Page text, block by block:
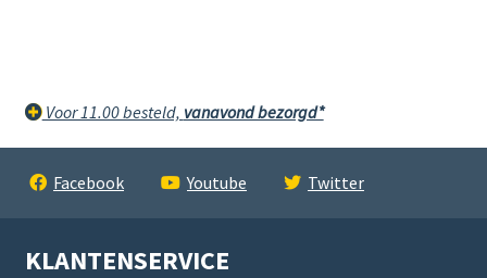
Voor 11.00 besteld, vanavond bezorgd*
Facebook Youtube Twitter
KLANTENSERVICE